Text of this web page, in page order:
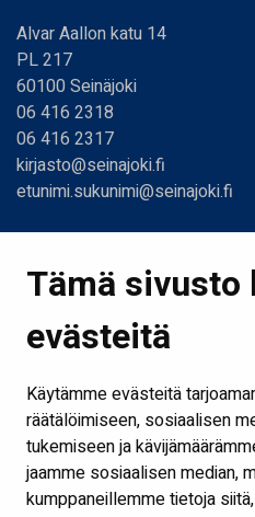
Tämä sivusto
evästeitä
Käytämme evästeitä
räätälöimiseen, sosiaalisen
tukemiseen ja
jaamme sosiaalisen median,
kumppaneillemme tietoja
Alvar Aallon katu 14
PL 217
60100 Seinäjoki
06 416 2318
06 416 2317
kirjasto@seinajoki.fi
etunimi.sukunimi@seinajoki.fi
Kirjastot ja aukioloajat
Ota yhteyttä
Verkkokirjasto
Kaikki kirjaston some-kanavat
Näytä evästeasetukseni